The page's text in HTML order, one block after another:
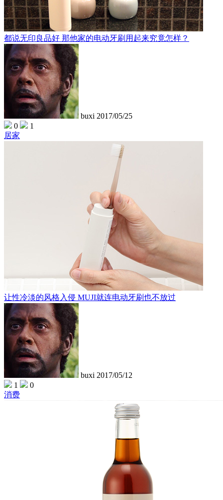
都说无印良品好 那他家的电动牙刷用起来究竟怎样？
buxi 2017/05/25
0
1
居家
让性冷淡的风格入侵 MUJI就连电动牙刷也不放过
buxi 2017/05/12
1
0
消费